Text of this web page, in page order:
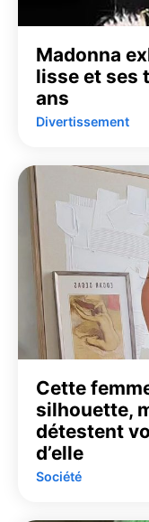
Madonna
lisse et ses
ans
Divertissement
Cette
silhouette,
détestent
d’elle
Société